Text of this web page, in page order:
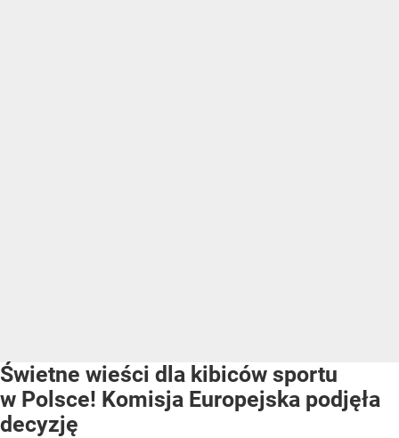
Świetne wieści dla kibiców sportu
w Polsce! Komisja Europejska podjęła
decyzję